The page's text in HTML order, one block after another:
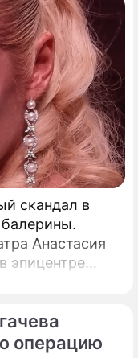
скандал в
Анастасия
эпицентре
на этот
операцию